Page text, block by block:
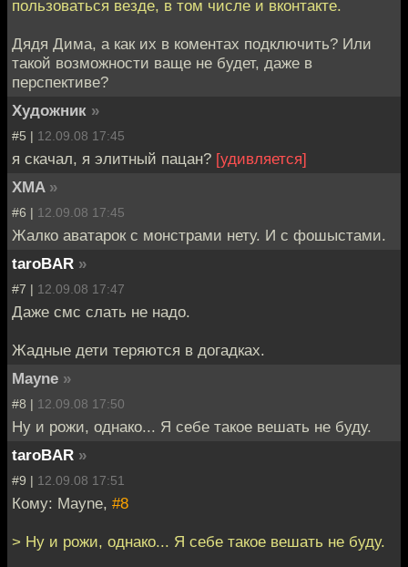
пользоваться везде, в том числе и вконтакте.
Дядя Дима, а как их в коментах подключить? Или
такой возможности ваще не будет, даже в
перспективе?
Художник »
#5 | 12.09.08 17:45
я скачал, я элитный пацан? [удивляется]
XMA »
#6 | 12.09.08 17:45
Жалко аватарок с монстрами нету. И с фошыстами.
taroBAR »
#7 | 12.09.08 17:47
Даже смс слать не надо.
Жадные дети теряются в догадках.
Mayne »
#8 | 12.09.08 17:50
Ну и рожи, однако... Я себе такое вешать не буду.
taroBAR »
#9 | 12.09.08 17:51
Кому: Mayne, #8
> Ну и рожи, однако... Я себе такое вешать не буду.